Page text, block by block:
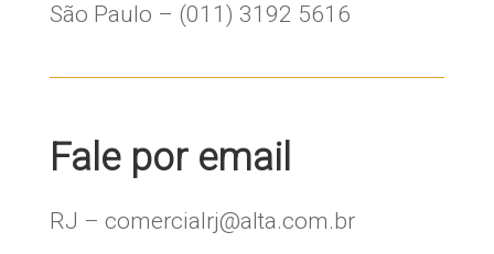
São Paulo – (011) 3192 5616
Fale por email
RJ – comercialrj@alta.com.br